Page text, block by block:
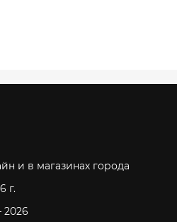
и в магазинах города
г.
2026